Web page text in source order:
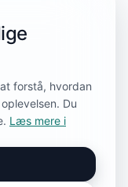
forstå, hvordan
Du
Læs mere i